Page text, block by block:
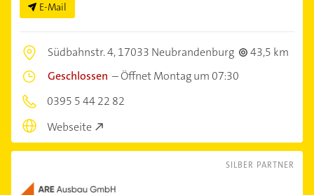
E-Mail
Südbahnstr. 4,17033 Neubrandenburg
43,5 km
Geschlossen –Öffnet Montag um 07:30
0395 5 44 22 82
Webseite
SILBER PARTNER